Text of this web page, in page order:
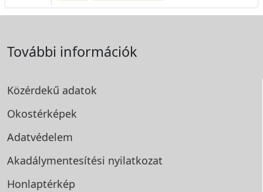
További információk
Közérdekű adatok
Okostérképek
Adatvédelem
Akadálymentesítési nyilatkozat
Honlaptérkép